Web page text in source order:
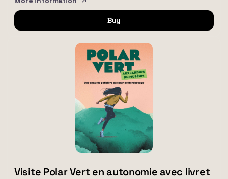
Buy
Visite Polar Vert en autonomie avec livret